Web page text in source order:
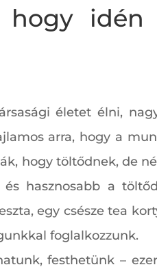
hogy
életet élni,
arra, hogy a
hogy töltődnek, de
hasznosabb a
egy csésze tea
foglalkozzunk.
festhetünk –